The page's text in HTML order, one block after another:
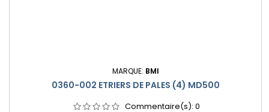
MARQUE: BMI
0360-002 ETRIERS DE PALES (4) MD500
Commentaire(s): 0